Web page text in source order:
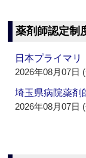
薬剤師認定制
日本プライマ
2026年08月07日
埼玉県病院薬
2026年08月07日